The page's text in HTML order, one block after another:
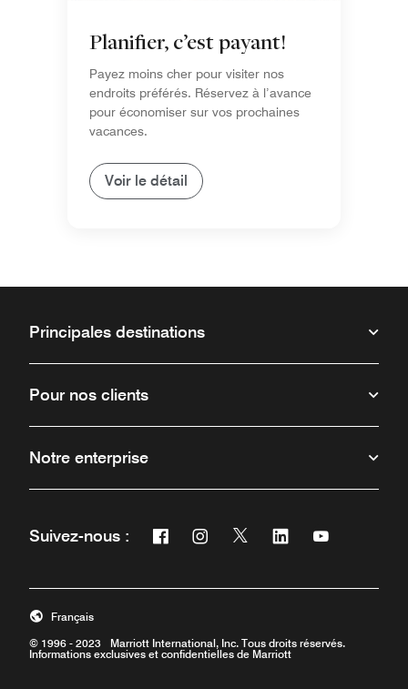
Planifier, c’est payant!
Payez moins cher pour visiter nos
endroits préférés. Réservez à l’avance
pour économiser sur vos prochaines
vacances.
Voir le détail
Principales destinations
Pour nos clients
Notre enterprise
Suivez-nous : Facebook
Ouvre une nouvelle fenêtre
Instagram
Ouvre une nouvelle fenêtre
Twitter
Ouvre une nouvelle
Linkedin
Ouvre uneOuvre une
© 1996 - 2023 Marriott International, Inc. Tous droits réservés.
Informations exclusives et confidentielles de Marriott
Français